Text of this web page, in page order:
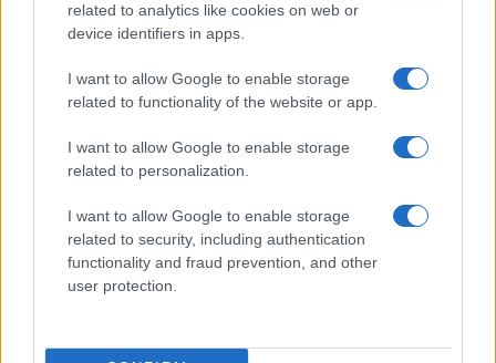
related to analytics like cookies on web or
device identifiers in apps.
I want to allow Google to enable storage
related to functionality of the website or app.
I want to allow Google to enable storage
related to personalization.
I want to allow Google to enable storage
related to security, including authentication
functionality and fraud prevention, and other
user protection.
Facebook
Cookie Policy
Globalsport
GiULia
Prima Pagina
Giornale dello
Spettacolo
Wondernet
Giuliana Sgrena